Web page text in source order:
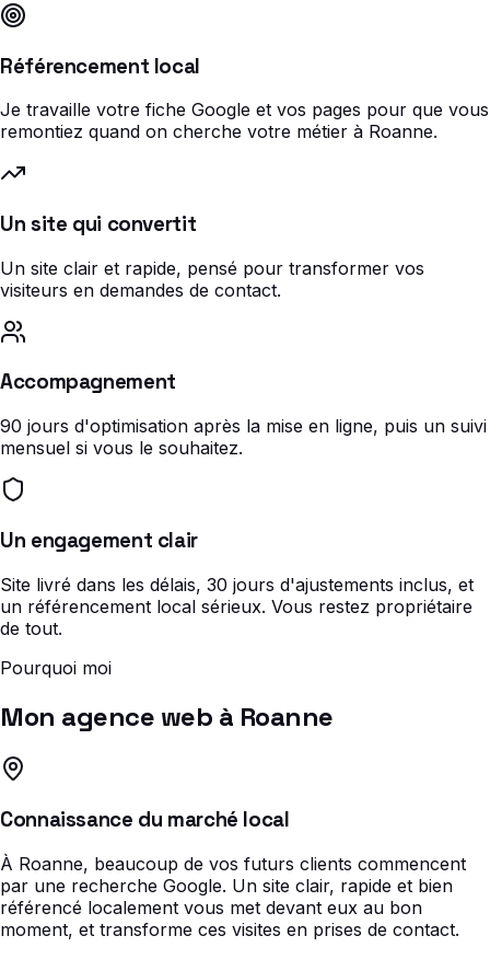
Référencement local
Je travaille votre fiche Google et vos pages pour que vous
remontiez quand on cherche votre métier à Roanne.
Un site qui convertit
Un site clair et rapide, pensé pour transformer vos
visiteurs en demandes de contact.
Accompagnement
90 jours d'optimisation après la mise en ligne, puis un suivi
mensuel si vous le souhaitez.
Un engagement clair
Site livré dans les délais, 30 jours d'ajustements inclus, et
un référencement local sérieux. Vous restez propriétaire
de tout.
Pourquoi moi
Mon agence web à Roanne
Connaissance du marché local
À Roanne, beaucoup de vos futurs clients commencent
par une recherche Google. Un site clair, rapide et bien
référencé localement vous met devant eux au bon
moment, et transforme ces visites en prises de contact.